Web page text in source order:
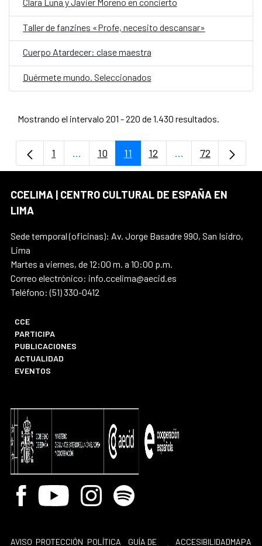
Taller de fanzines «Profe, necesito descansar»
Cuerpo Atardecer: clase maestra
Duérmete mundo. Seleccionados
Mostrando el intervalo 201 - 220 de 1.430 resultados.
Página
1 ...Páginas intermedias Use TAB para
Página
10 Página
11 Página
12 ...PáginasPágina
72
CCELIMA | CENTRO CULTURAL DE ESPAÑA EN
LIMA
Sede temporal (oficinas): Av. Jorge Basadre 990, San Isidro,
Lima
Martes a viernes, de 12:00 m. a 10:00 p.m.
Correo electrónico: info.ccelima@aecid.es
Teléfono: (51) 330-0412
CCE
PARTICIPA
PUBLICACIONES
ACTUALIDAD
EVENTOS
Facebook
Youtube InstagramSpotify
AVISO PROTECCIÓN POLÍTICA
GUÍA DE
ACCESIBILIDADMAPA